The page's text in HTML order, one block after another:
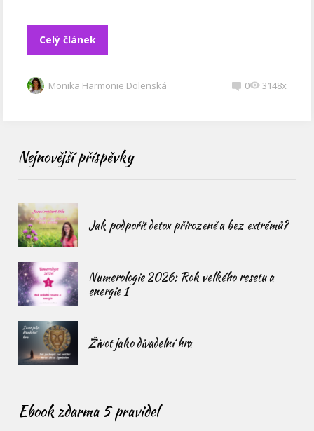
Celý článek
Monika Harmonie Dolenská 0 3148x
Nejnovější příspěvky
Jak podpořit detox přirozeně a bez extrémů?
Numerologie 2026: Rok velkého resetu a
energie 1
Život jako divadelní hra
Ebook zdarma 5 pravidel